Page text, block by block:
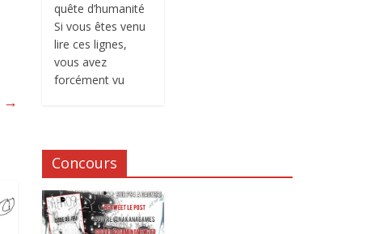
→
quête d’humanité
Si vous êtes venu
lire ces lignes,
vous avez
forcément vu
Concours